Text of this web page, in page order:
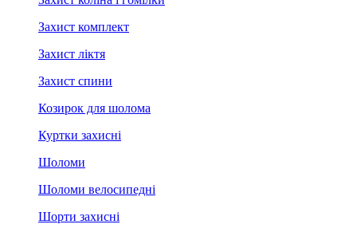
Захист комплект
Захист ліктя
Захист спини
Козирок для шолома
Куртки захисні
Шоломи
Шоломи велосипедні
Шорти захисні